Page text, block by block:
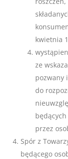
kwietnia
ze
pozwany
do
przez
Spór z
będącego